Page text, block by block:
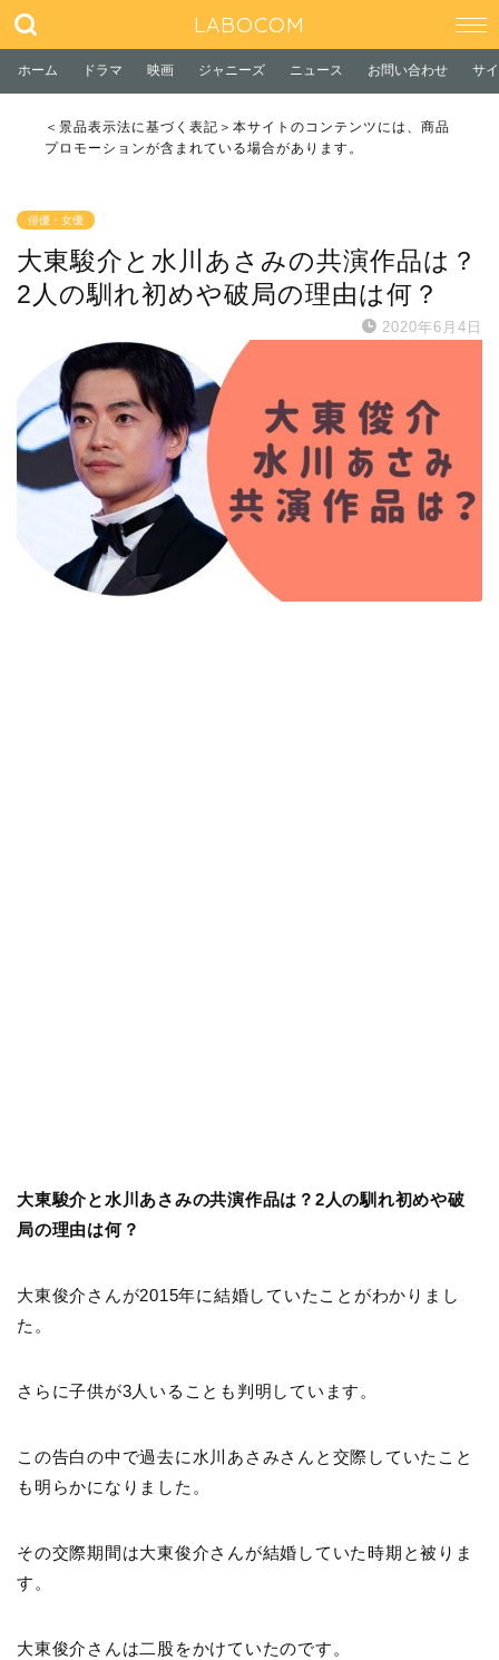
LABOCOM
ホーム ドラマ 映画 ジャニーズ ニュース お問い合わせ サ
＜景品表示法に基づく表記＞本サイトのコンテンツには、商品
プロモーションが含まれている場合があります。
俳優・女優
大東駿介と水川あさみの共演作品は？
2人の馴れ初めや破局の理由は何？
2020年6月4日
大東駿介と水川あさみの共演作品は？2人の馴れ初めや破
局の理由は何？
大東俊介さんが2015年に結婚していたことがわかりまし
た。
さらに子供が3人いることも判明しています。
この告白の中で過去に水川あさみさんと交際していたこと
も明らかになりました。
その交際期間は大東俊介さんが結婚していた時期と被りま
す。
大東俊介さんは二股をかけていたのです。